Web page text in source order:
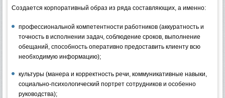
Создается корпоративный образ из ряда составляющих, а именно:
профессиональной компетентности работников (аккуратность и
точность в исполнении задач, соблюдение сроков, выполнение
обещаний, способность оперативно предоставить клиенту всю
необходимую информацию);
культуры (манера и корректность речи, коммуникативные навыки,
социально-психологический портрет сотрудников и особенно
руководства);